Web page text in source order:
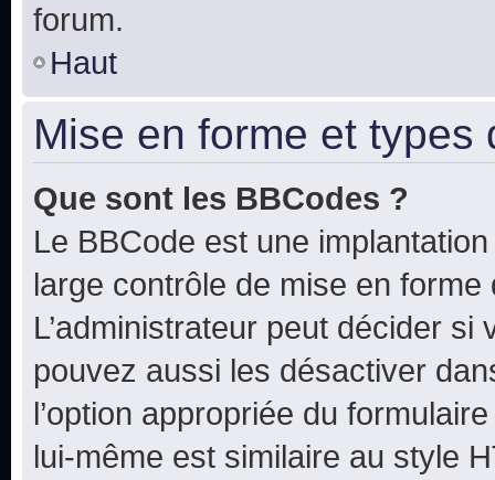
forum.
Haut
Mise en forme et types
Que sont les BBCodes ?
Le BBCode est une
large contrôle de mise en forme
L’administrateur peut décider
pouvez aussi les désactiver
l’option appropriée du
lui-même est similaire au style